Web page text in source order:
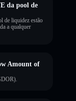
da pool de
de liquidez estão
a qualquer
Amount of